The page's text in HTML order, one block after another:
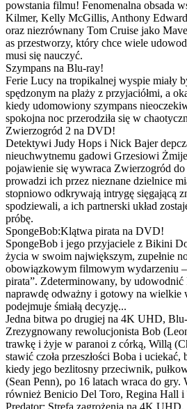
powstania filmu! Fenomenalna obsada
Kilmer, Kelly McGillis, Anthony
oraz niezrównany Tom Cruise jako
as przestworzy, który chce wiele
musi się nauczyć.
Szympans na Blu-ray!
Ferie Lucy na tropikalnej wyspie miały
spędzonym na plaży z przyjaciółmi, a
kiedy udomowiony szympans
spokojna noc przerodziła się w
Zwierzogród 2 na DVD!
Detektywi Judy Hops i Nick Bajer
nieuchwytnemu gadowi Grzesiowi
pojawienie się wywraca Zwierzogród
prowadzi ich przez nieznane dzielnice
stopniowo odkrywają intrygę sięgającą
spodziewali, a ich partnerski układ
próbę.
SpongeBob:Klątwa pirata na DVD!
SpongeBob i jego przyjaciele z Bikini
życia w swoim największym, zupełnie
obowiązkowym filmowym wydarzeniu
pirata”. Zdeterminowany, by
naprawdę odważny i gotowy na wielkie
podejmuje śmiałą decyzję...
Jedna bitwa po drugiej na 4K UHD,
Zrezygnowany rewolucjonista Bob
trawkę i żyje w paranoi z córką, Willą
stawić czoła przeszłości Boba i uciekać,
kiedy jego bezlitosny przeciwnik,
(Sean Penn), po 16 latach wraca do
również Benicio Del Toro, Regina Hall i
Predator: Strefa zagrożenia na 4K